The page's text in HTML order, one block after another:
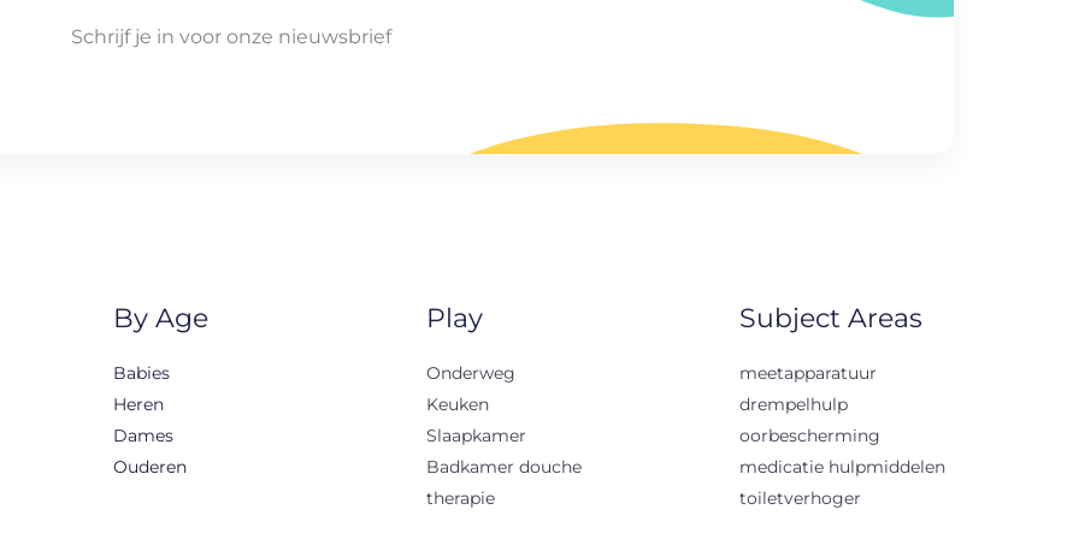
Schrijf je in voor onze nieuwsbrief
By Age
Babies
Heren
Dames
Ouderen
Play
Onderweg
Keuken
Slaapkamer
Badkamer douche
therapie
Subject Areas
meetapparatuur
drempelhulp
oorbescherming
medicatie hulpmiddelen
toiletverhoger